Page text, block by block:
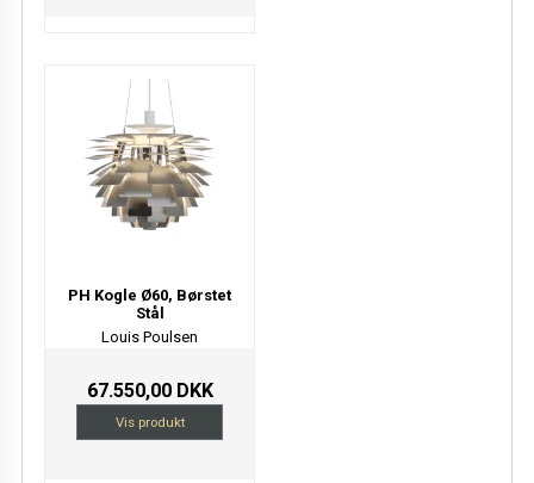
PH Kogle Ø60, Børstet
Stål
Louis Poulsen
67.550,00 DKK
Vis produkt